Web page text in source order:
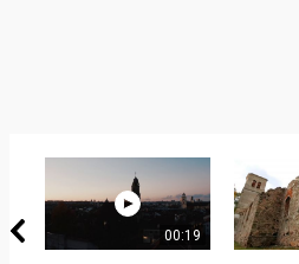
00:19